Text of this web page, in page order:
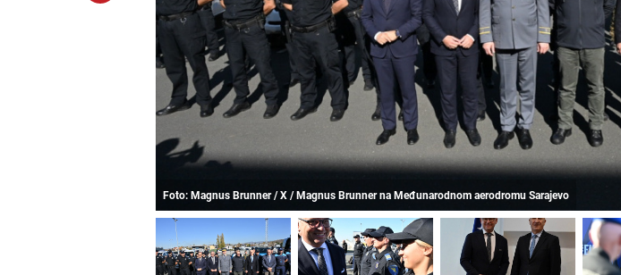
Foto: Magnus Brunner / X / Magnus Brunner na Međunarodnom aerodromu Sarajevo